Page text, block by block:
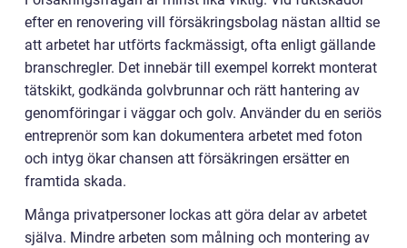
efter en renovering vill försäkringsbolag nästan alltid se
att arbetet har utförts fackmässigt, ofta enligt gällande
branschregler. Det innebär till exempel korrekt monterat
tätskikt, godkända golvbrunnar och rätt hantering av
genomföringar i väggar och golv. Använder du en seriös
entreprenör som kan dokumentera arbetet med foton
och intyg ökar chansen att försäkringen ersätter en
framtida skada.
Många privatpersoner lockas att göra delar av arbetet
själva. Mindre arbeten som målning och montering av